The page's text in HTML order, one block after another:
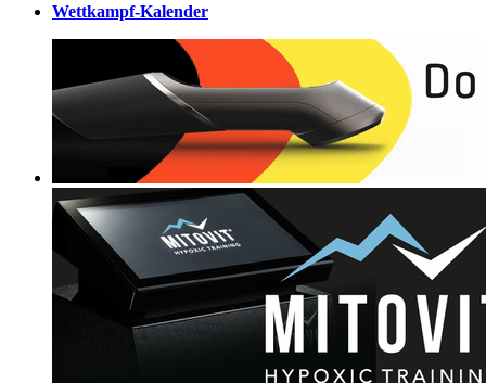
Wettkampf-Kalender